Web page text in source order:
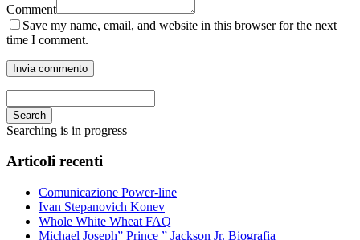
Comment
Save my name, email, and website in this browser for the next
time I comment.
Search
Searching is in progress
Articoli recenti
Comunicazione Power-line
Ivan Stepanovich Konev
Whole White Wheat FAQ
Michael Joseph” Prince ” Jackson Jr. Biografia